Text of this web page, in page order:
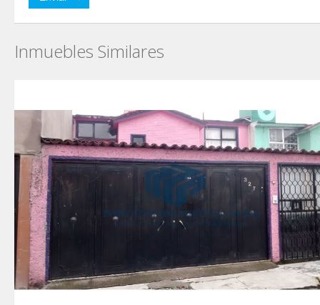
Inmuebles Similares